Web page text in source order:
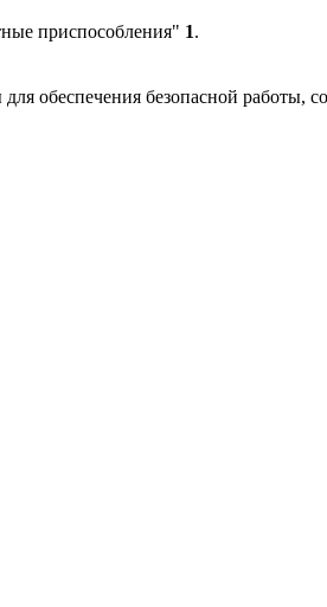
приспособления" 1.
обеспечения безопасной работы,